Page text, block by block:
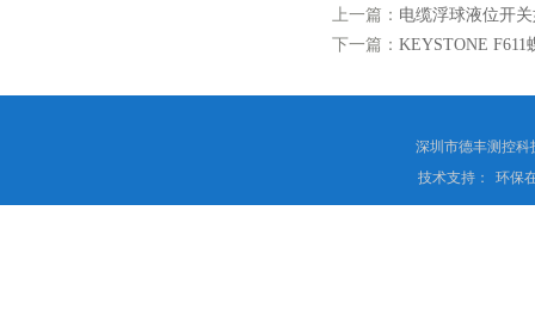
上一篇： 电缆浮球液位开
下一篇： KEYSTONE
深圳市德丰测控
技术支持：
环保